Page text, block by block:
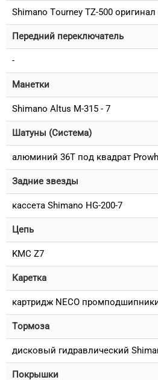
Shimano Tourney TZ-500 оригинал
Передний переключатель
-
Манетки
Shimano Altus M-315 - 7
Шатуны (Система)
алюминий 36T под квадрат
Задние звезды
кассета Shimano HG-200-7
Цепь
KMC Z7
Каретка
картридж NECO
Тормоза
дисковый гидравлический
Покрышки